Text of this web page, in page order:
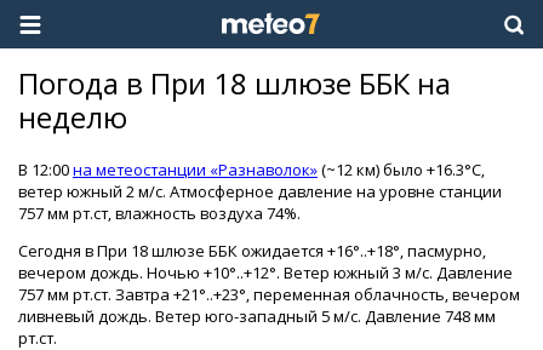
Погода в При 18 шлюзе ББК на
неделю
В 12:00на метеостанции «Разнаволок»(~12 км) было +16.3°C,
ветер южный 2 м/с. Атмосферное давление на уровне станции
757 мм рт.ст, влажность воздуха 74%.
Сегодня в При 18 шлюзе ББК ожидается +16°..+18°, пасмурно,
вечером дождь. Ночью +10°..+12°. Ветер южный 3 м/с. Давление
757 мм рт.ст. Завтра +21°..+23°, переменная облачность, вечером
ливневый дождь. Ветер юго-западный 5 м/с. Давление 748 мм
рт.ст.